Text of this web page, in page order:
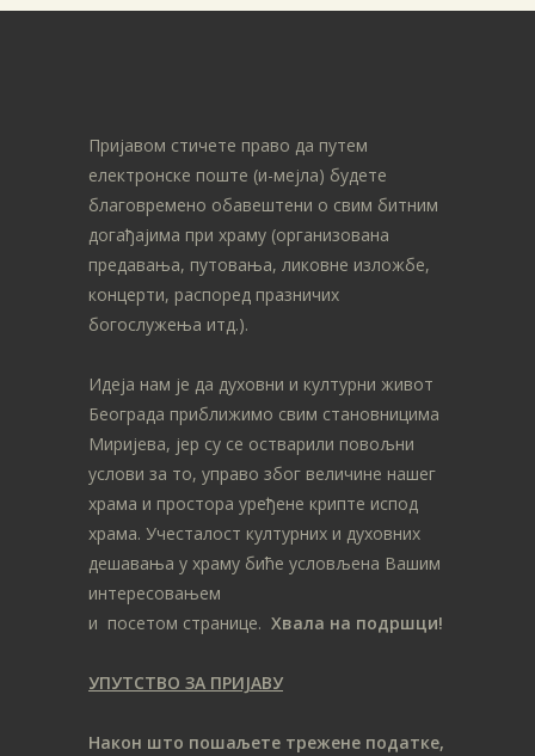
Пријавом стичете право да путем
електронске поште (и-мејла) будете
благовремено обавештени о свим битним
догађајима при храму (организована
предавања, путовања, ликовне изложбе,
концерти, распоред празничих
богослужења итд.).
Идеја нам је да духовни и културни живот
Београда приближимо свим становницима
Миријева, јер су се остварили повољни
услови за то, управо због величине нашег
храма и простора уређене крипте испод
храма. Учесталост културних и духовних
дешавања у храму биће условљена Вашим
интересовањем
и посетом странице. Хвала на подршци!
УПУТСТВО ЗА ПРИЈАВУ
Након што пошаљете трежене податке,